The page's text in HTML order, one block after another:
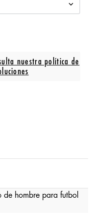
nuestra política de
hombre para futbol